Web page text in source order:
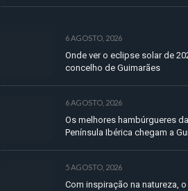
6 AGOSTO, 2026
Onde ver o eclipse solar de
concelho de Guimarães
6 AGOSTO, 2026
Os melhores hambúrgueres da
Península Ibérica chegam a
5 AGOSTO, 2026
Com inspiração na natureza, o